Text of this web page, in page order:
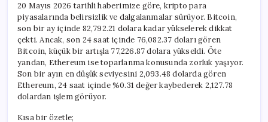
Bitcoin
ve
Ethereum
Düşüşte
için
20 Mayıs 2026 tarihli haberimize göre, kripto para
piyasalarında belirsizlik ve dalgalanmalar sürüyor. Bitcoin,
son bir ay içinde 82,792.21 dolara kadar yükselerek dikkat
çekti. Ancak, son 24 saat içinde 76,082.37 doları gören
Bitcoin, küçük bir artışla 77,226.87 dolara yükseldi. Öte
yandan, Ethereum ise toparlanma konusunda zorluk yaşıyor.
Son bir ayın en düşük seviyesini 2,093.48 dolarda gören
Ethereum, 24 saat içinde %0.31 değer kaybederek 2,127.78
dolardan işlem görüyor.
Kısa bir özetle;